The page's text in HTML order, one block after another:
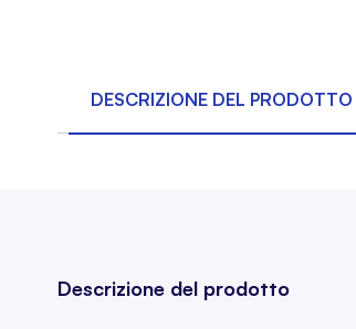
DESCRIZIONE DEL PRODOTTO
Descrizione del prodotto